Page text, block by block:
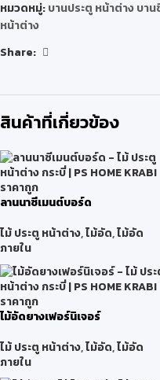
หมวดหมู่:บานประตู หน้าต่าง บา
หน้าต่าง
Share:
สินค้าที่เกี่ยวข้อง
ลานนาซีเมนต์บอร์ด
ไม้ ประตู หน้าต่าง,ไม้อัด,ไม้อัด
ภายใน
ไม้อัดยางเฟอร์นิเจอร์
ไม้ ประตู หน้าต่าง,ไม้อัด,ไม้อัด
ภายใน